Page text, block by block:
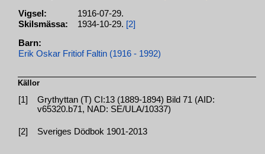
Vigsel:
1916-07-29.
Skilsmässa:
1934-10-29. [2]
Barn:
Erik Oskar Fritiof Faltin (1916 - 1992)
Källor
[1]
Grythyttan (T) CI:13 (1889-1894) Bild 71 (AID:
v65320.b71, NAD: SE/ULA/10337)
[2] Sveriges Dödbok 1901-2013